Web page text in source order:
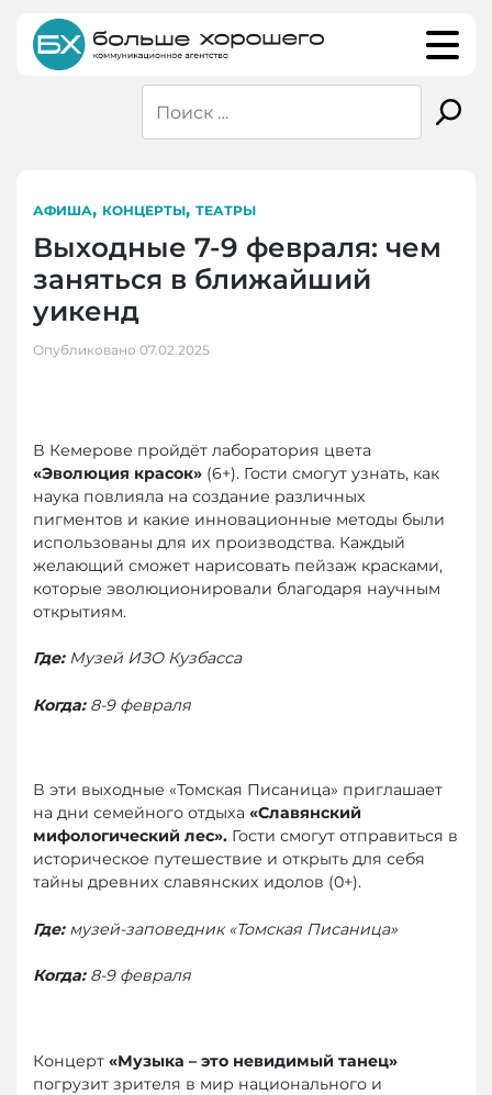
content
АФИША, КОНЦЕРТЫ, ТЕАТРЫ
Выходные 7-9 февраля: чем
заняться в ближайший
уикенд
Опубликовано 07.02.2025
В Кемерове пройдёт лаборатория цвета
«Эволюция красок» (6+). Гости смогут узнать, как
наука повлияла на создание различных
пигментов и какие инновационные методы были
использованы для их производства. Каждый
желающий сможет нарисовать пейзаж красками,
которые эволюционировали благодаря научным
открытиям.
Где:Музей ИЗО Кузбасса
Когда:8-9 февраля
В эти выходные «Томская Писаница» приглашает
на дни семейного отдыха «Славянский
мифологический лес». Гости смогут отправиться в
историческое путешествие и открыть для себя
тайны древних славянских идолов (0+).
Где:музей-заповедник «Томская Писаница»
Когда:8-9 февраля
Концерт «Музыка – это невидимый танец»
погрузит зрителя в мир национального и